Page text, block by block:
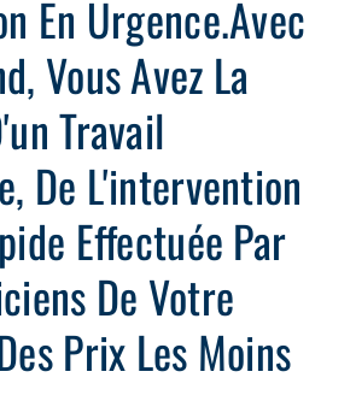
En Urgence.Avec
Vous Avez La
Travail
De L'intervention
Effectuée Par
De Votre
Prix Les Moins